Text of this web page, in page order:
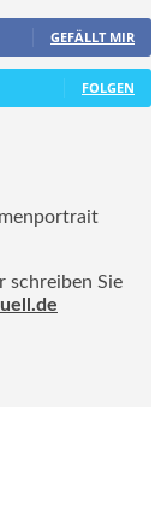
GEFÄLLT MIR
FOLGEN
schreiben Sie